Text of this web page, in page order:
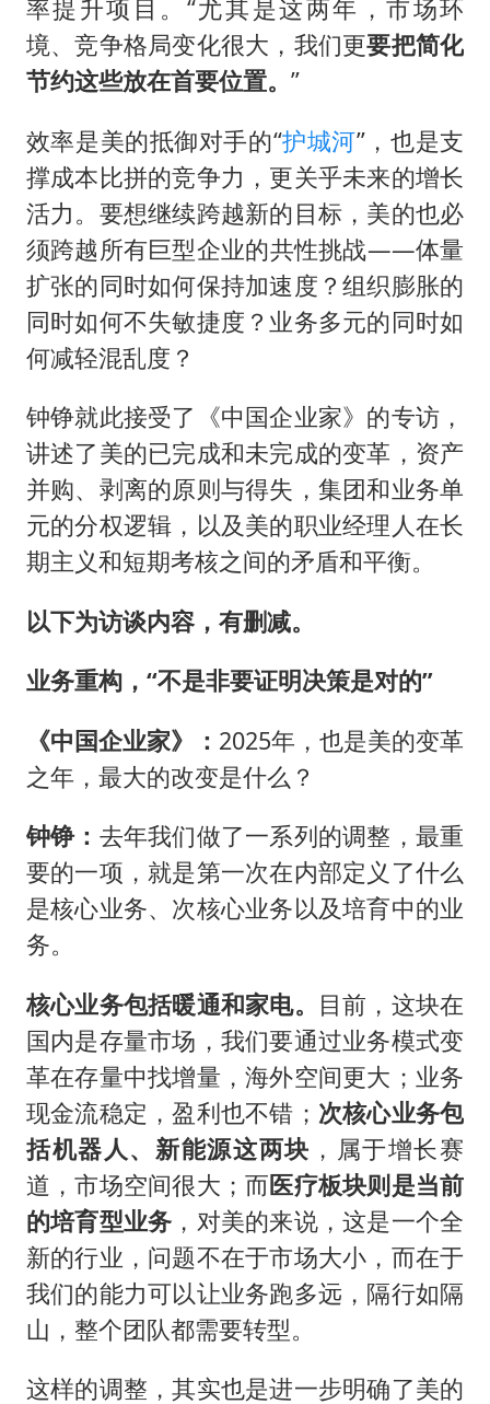
率提升项目。“尤其是这两年，市场环
境、竞争格局变化很大，我们更要把简化
节约这些放在首要位置。 ”
效率是美的抵御对手的“护城河”，也是支
撑成本比拼的竞争力，更关乎未来的增长
活力。要想继续跨越新的目标，美的也必
须跨越所有巨型企业的共性挑战——体量
扩张的同时如何保持加速度？组织膨胀的
同时如何不失敏捷度？业务多元的同时如
何减轻混乱度？
钟铮就此接受了《中国企业家》的专访，
讲述了美的已完成和未完成的变革，资产
并购、剥离的原则与得失，集团和业务单
元的分权逻辑，以及美的职业经理人在长
期主义和短期考核之间的矛盾和平衡。
以下为访谈内容，有删减。
业务重构，“不是非要证明决策是对的”
《中国企业家》： 2025年，也是美的变革
之年，最大的改变是什么？
钟铮： 去年我们做了一系列的调整，最重
要的一项，就是第一次在内部定义了什么
是核心业务、次核心业务以及培育中的业
务。
核心业务包括暖通和家电。 目前，这块在
国内是存量市场，我们要通过业务模式变
革在存量中找增量，海外空间更大；业务
现金流稳定，盈利也不错； 次核心业务包
括机器人、新能源这两块 ，属于增长赛
道，市场空间很大；而医疗板块则是当前
的培育型业务 ，对美的来说，这是一个全
新的行业，问题不在于市场大小，而在于
我们的能力可以让业务跑多远，隔行如隔
山，整个团队都需要转型。
这样的调整，其实也是进一步明确了美的